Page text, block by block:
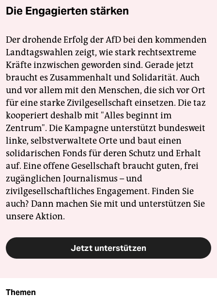
Die Engagierten stärken
Der drohende Erfolg der AfD bei den kommenden
Landtagswahlen zeigt, wie stark rechtsextreme
Kräfte inzwischen geworden sind. Gerade jetzt
braucht es Zusammenhalt und Solidarität. Auch
und vor allem mit den Menschen, die sich vor Ort
für eine starke Zivilgesellschaft einsetzen. Die taz
kooperiert deshalb mit "Alles beginnt im
Zentrum". Die Kampagne unterstützt bundesweit
linke, selbstverwaltete Orte und baut einen
solidarischen Fonds für deren Schutz und Erhalt
auf. Eine offene Gesellschaft braucht guten, frei
zugänglichen Journalismus – und
zivilgesellschaftliches Engagement. Finden Sie
auch? Dann machen Sie mit und unterstützen Sie
unsere Aktion.
Jetzt unterstützen
Themen